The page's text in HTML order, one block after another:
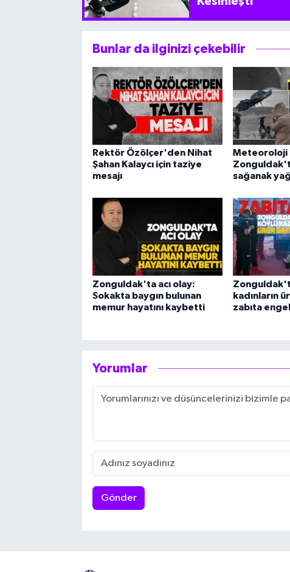
Bunlar da ilginizi çekebilir
Rektör Özölçer'den Nihat
Şahan Kalaycı için taziye
mesajı
Meteoroloji
sağanak
Zonguldak'ta acı olay:
Sokakta baygın bulunan
memur hayatını kaybetti
kadınların
zabıta
Yorumlar
Gönder